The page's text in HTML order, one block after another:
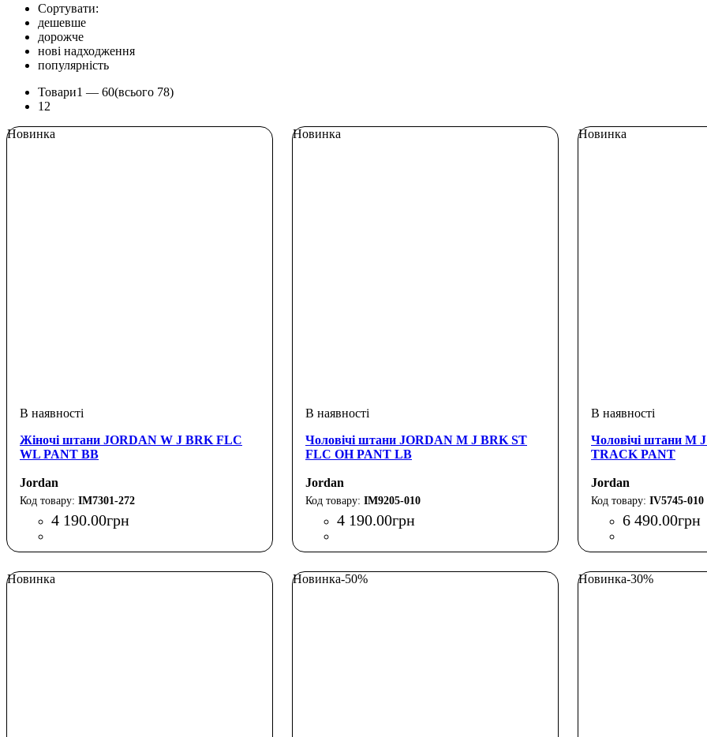
Сортувати:
дешевше
дорожче
нові надходження
популярність
Товари1 — 60(всього 78)
1 2
Новинка
Жіночі штани JORDAN W J BRK FLC
WL PANT BB
Jordan
IM7301-272
4 190.00грн
Новинка
Чоловічі штани JORDAN M J BRK ST
FLC OH PANT LB
Jordan
IM9205-010
4 190.00грн
Новинка
Чоловічі штани M
TRACK PANT
Jordan
IV5745-010
6 490.00грн
Новинка Новинка-50% Новинка-30%